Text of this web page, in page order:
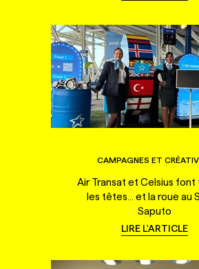
CAMPAGNES ET
Air Transat et Celsius font
les têtes... et la roue au
Saputo
LIRE L'ARTICLE